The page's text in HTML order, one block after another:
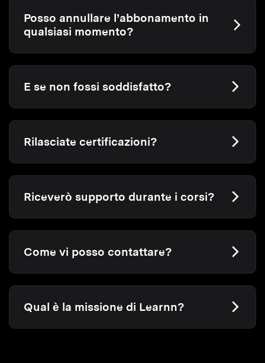
Posso annullare l’abbonamento in
qualsiasi momento?
E se non fossi soddisfatto?
Rilasciate certificazioni?
Riceverò supporto durante i corsi?
Come vi posso contattare?
Qual è la missione di Learnn?